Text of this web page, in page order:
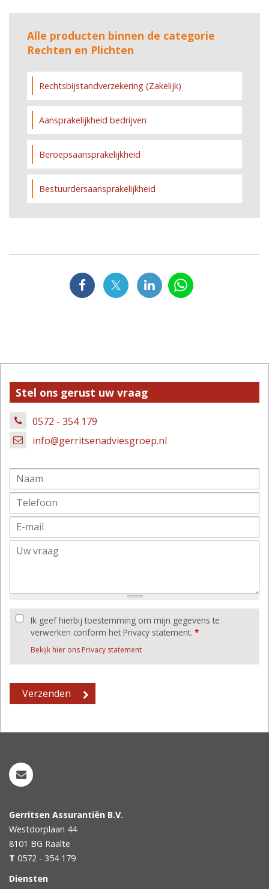
Alle producten binnen de categorie
Rechten en Plichten
Rechtsbijstandverzekering (Zakelijk)
Aansprakelijkheid bedrijven
Beroepsaansprakelijkheid
Bestuurdersaansprakelijkheid
Stel ons gerust uw vraag
0572 - 354 179
info@gerritsenadviesgroep.nl
Ik geef hierbij toestemming om mijn gegevens te
verwerken conform het Privacy statement. *
Bekijk hier ons Privacy statement
Gerritsen Assurantiën B.V.
Westdorplaan 44
8101 BG Raalte
T 0572 - 354 179
Diensten